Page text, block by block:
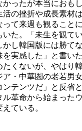
ったが本当におも
活の挫折や成長素材
て来週も観ること
いた。「未生を観て
かし韓国版には勝て
実感した」と書い
たくないが、やはり
ア・中華圏の老若男
テンツだ」と反省
ル革命から始まった
ている。